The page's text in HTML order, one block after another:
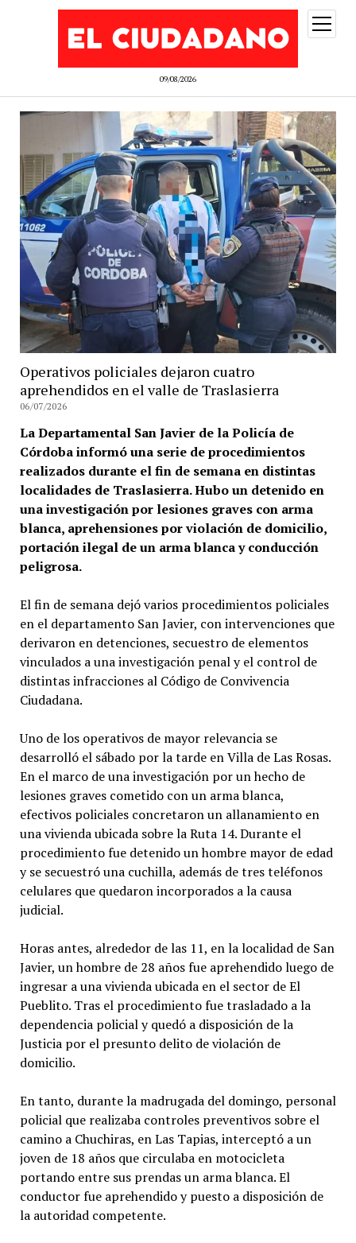
09/08/2026
abrir
menú
Operativos policiales dejaron cuatro
aprehendidos en el valle de Traslasierra
06/07/2026
La Departamental San Javier de la Policía de
Córdoba informó una serie de procedimientos
realizados durante el fin de semana en distintas
localidades de Traslasierra. Hubo un detenido en
una investigación por lesiones graves con arma
blanca, aprehensiones por violación de domicilio,
portación ilegal de un arma blanca y conducción
peligrosa.
El fin de semana dejó varios procedimientos policiales
en el departamento San Javier, con intervenciones que
derivaron en detenciones, secuestro de elementos
vinculados a una investigación penal y el control de
distintas infracciones al Código de Convivencia
Ciudadana.
Uno de los operativos de mayor relevancia se
desarrolló el sábado por la tarde en Villa de Las Rosas.
En el marco de una investigación por un hecho de
lesiones graves cometido con un arma blanca,
efectivos policiales concretaron un allanamiento en
una vivienda ubicada sobre la Ruta 14. Durante el
procedimiento fue detenido un hombre mayor de edad
y se secuestró una cuchilla, además de tres teléfonos
celulares que quedaron incorporados a la causa
judicial.
Horas antes, alrededor de las 11, en la localidad de San
Javier, un hombre de 28 años fue aprehendido luego de
ingresar a una vivienda ubicada en el sector de El
Pueblito. Tras el procedimiento fue trasladado a la
dependencia policial y quedó a disposición de la
Justicia por el presunto delito de violación de
domicilio.
En tanto, durante la madrugada del domingo, personal
policial que realizaba controles preventivos sobre el
camino a Chuchiras, en Las Tapias, interceptó a un
joven de 18 años que circulaba en motocicleta
portando entre sus prendas un arma blanca. El
conductor fue aprehendido y puesto a disposición de
la autoridad competente.